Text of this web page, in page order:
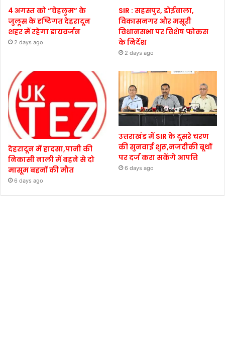
4 अगस्त को “चेहलुम” के
जुलूस के दृष्टिगत देहरादून
शहर में रहेगा डायवर्जन
2 days ago
SIR : सहसपुर, डोईवाला,
विकासनगर और मसूरी
विधानसभा पर विशेष फोकस
के निर्देश
2 days ago
देहरादून में हादसा,पानी की
निकासी नाली में बहने से दो
मासूम बहनों की मौत
6 days ago
उत्तराखंड में SIR के दूसरे चरण
की सुनवाई शुरू,नजदीकी बूथों
पर दर्ज करा सकेंगे आपत्ति
6 days ago